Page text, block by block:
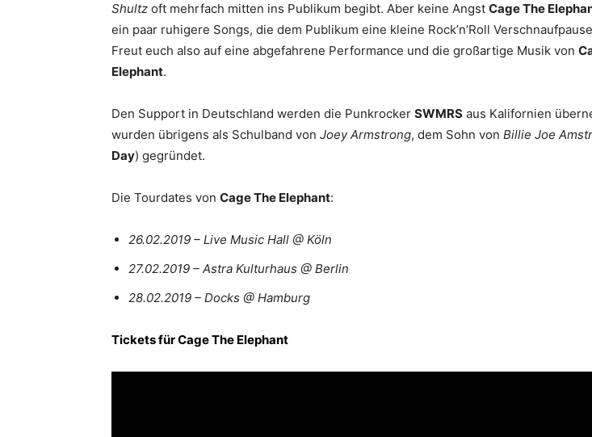
Shultz oft mehrfach mitten ins Publikum begibt. Aber keine Angst Cage The
ein paar ruhigere Songs, die dem Publikum eine kleine Rock’n’Roll
Freut euch also auf eine abgefahrene Performance und die großartige Musik von
Elephant.
Den Support in Deutschland werden die Punkrocker SWMRS aus Kalifornien
wurden übrigens als Schulband von Joey Armstrong, dem Sohn von Billie Joe
Day) gegründet.
Die Tourdates von Cage The Elephant:
26.02.2019 – Live Music Hall @ Köln
27.02.2019 – Astra Kulturhaus @ Berlin
28.02.2019 – Docks @ Hamburg
Tickets für Cage The Elephant